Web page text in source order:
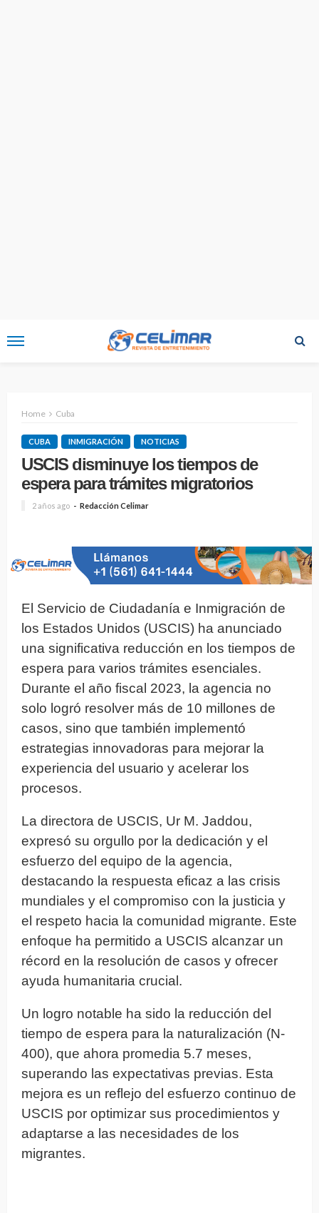
Home Cuba
CUBA INMIGRACIÓN NOTICIAS
USCIS disminuye los tiempos de
espera para trámites migratorios
2 años ago Redacción Celimar
El Servicio de Ciudadanía e Inmigración de
los Estados Unidos (USCIS) ha anunciado
una significativa reducción en los tiempos de
espera para varios trámites esenciales.
Durante el año fiscal 2023, la agencia no
solo logró resolver más de 10 millones de
casos, sino que también implementó
estrategias innovadoras para mejorar la
experiencia del usuario y acelerar los
procesos.
La directora de USCIS, Ur M. Jaddou,
expresó su orgullo por la dedicación y el
esfuerzo del equipo de la agencia,
destacando la respuesta eficaz a las crisis
mundiales y el compromiso con la justicia y
el respeto hacia la comunidad migrante. Este
enfoque ha permitido a USCIS alcanzar un
récord en la resolución de casos y ofrecer
ayuda humanitaria crucial.
Un logro notable ha sido la reducción del
tiempo de espera para la naturalización (N-
400), que ahora promedia 5.7 meses,
superando las expectativas previas. Esta
mejora es un reflejo del esfuerzo continuo de
USCIS por optimizar sus procedimientos y
adaptarse a las necesidades de los
migrantes.